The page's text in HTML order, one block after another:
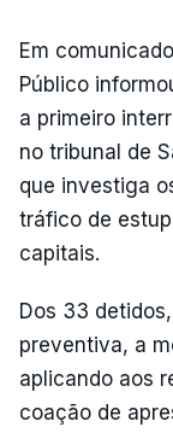
Em
Público
a primeiro
no tribunal de
que investiga
tráfico de
capitais.
Dos 33
preventiva, a
aplicando aos
coação de